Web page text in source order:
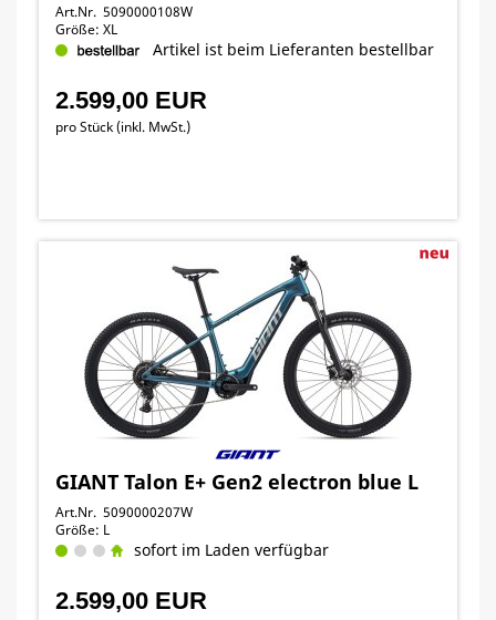
Art.Nr. 5090000108W
Größe: XL
Artikel ist beim Lieferanten bestellbar
2.599,00 EUR
pro Stück (inkl. MwSt.)
GIANT Talon E+ Gen2 electron blue L
Art.Nr. 5090000207W
Größe: L
sofort im Laden verfügbar
2.599,00 EUR